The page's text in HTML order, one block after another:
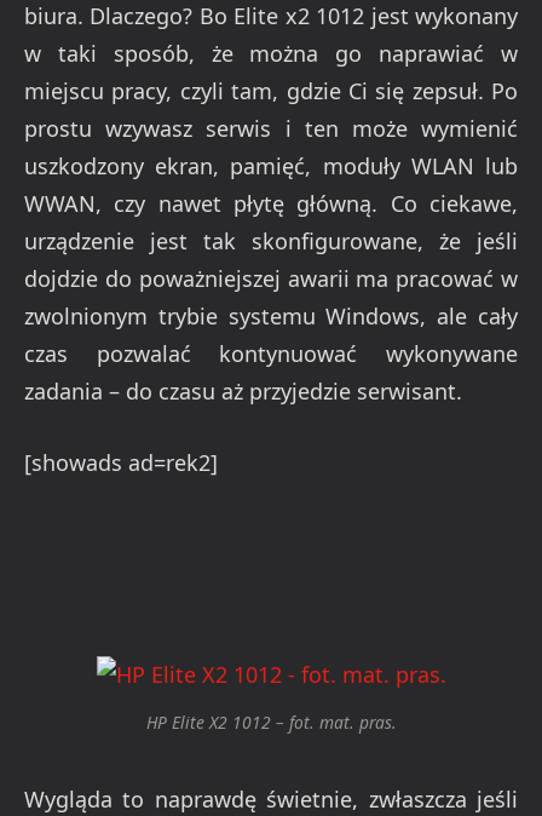
biura. Dlaczego? Bo Elite x2 1012 jest wykonany
w taki sposób, że można go naprawiać w
miejscu pracy, czyli tam, gdzie Ci się zepsuł. Po
prostu wzywasz serwis i ten może wymienić
uszkodzony ekran, pamięć, moduły WLAN lub
WWAN, czy nawet płytę główną. Co ciekawe,
urządzenie jest tak skonfigurowane, że jeśli
dojdzie do poważniejszej awarii ma pracować w
zwolnionym trybie systemu Windows, ale cały
czas pozwalać kontynuować wykonywane
zadania – do czasu aż przyjedzie serwisant.
[showads ad=rek2]
HP Elite X2 1012 – fot. mat. pras.
Wygląda to naprawdę świetnie, zwłaszcza jeśli